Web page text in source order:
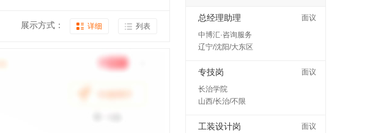
展示方式： 详细 列表
总经理助理
面议
中博汇·咨询服务
辽宁/沈阳/大东区
专技岗
面议
长治学院
山西/长治/不限
工装设计岗
面议